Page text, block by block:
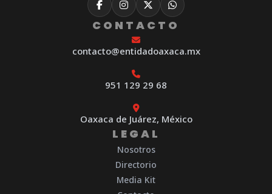
CONTACTO
contacto@entidadoaxaca.mx
951 129 29 68
Oaxaca de Juárez, México
LEGAL
Nosotros
Directorio
Media Kit